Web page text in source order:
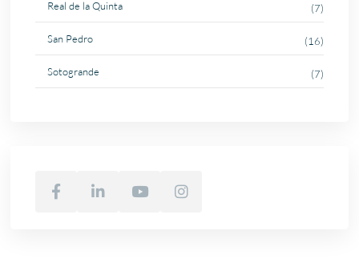
Real de la Quinta (7)
San Pedro (16)
Sotogrande (7)